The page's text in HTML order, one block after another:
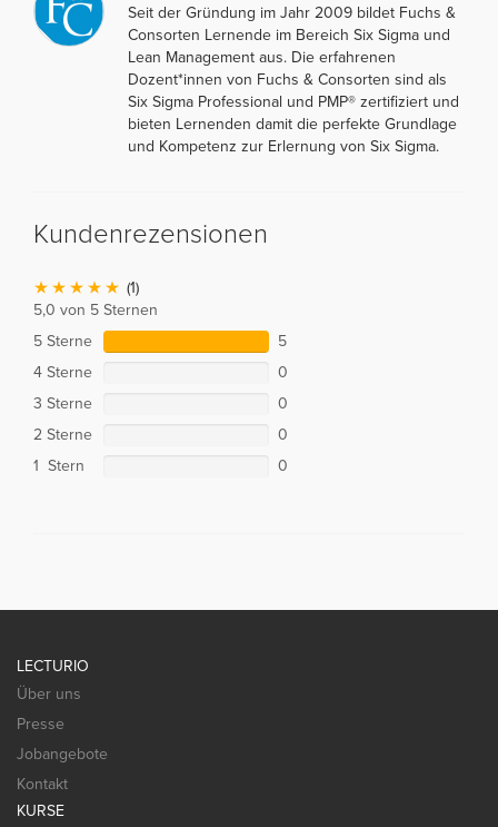
Seit der Gründung im Jahr 2009 bildet Fuchs &
Consorten Lernende im Bereich Six Sigma und
Lean Management aus. Die erfahrenen
Dozent*innen von Fuchs & Consorten sind als
Six Sigma Professional und PMP® zertifiziert und
bieten Lernenden damit die perfekte Grundlage
und Kompetenz zur Erlernung von Six Sigma.
Kundenrezensionen
(1)
5,0 von 5 Sternen
5 Sterne
5
4 Sterne
0
3 Sterne
0
2 Sterne
0
1 Stern
0
LECTURIO
Über uns
Presse
Jobangebote
Kontakt
KURSE